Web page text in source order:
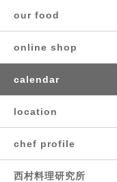
our food
online shop
calendar
location
chef profile
西村料理研究所